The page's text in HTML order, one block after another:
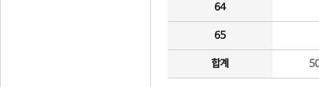
64
65
합계